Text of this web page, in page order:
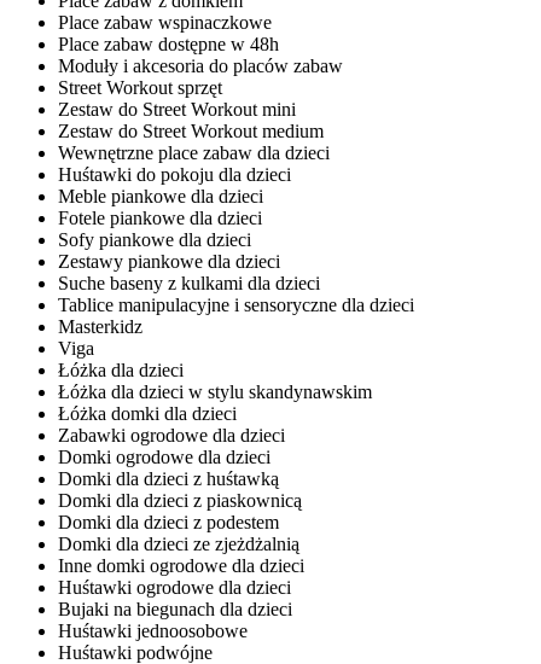
Place zabaw wspinaczkowe
Place zabaw dostępne w 48h
Moduły i akcesoria do placów zabaw
Street Workout sprzęt
Zestaw do Street Workout mini
Zestaw do Street Workout medium
Wewnętrzne place zabaw dla dzieci
Huśtawki do pokoju dla dzieci
Meble piankowe dla dzieci
Fotele piankowe dla dzieci
Sofy piankowe dla dzieci
Zestawy piankowe dla dzieci
Suche baseny z kulkami dla dzieci
Tablice manipulacyjne i sensoryczne dla dzieci
Masterkidz
Viga
Łóżka dla dzieci
Łóżka dla dzieci w stylu skandynawskim
Łóżka domki dla dzieci
Zabawki ogrodowe dla dzieci
Domki ogrodowe dla dzieci
Domki dla dzieci z huśtawką
Domki dla dzieci z piaskownicą
Domki dla dzieci z podestem
Domki dla dzieci ze zjeżdżalnią
Inne domki ogrodowe dla dzieci
Huśtawki ogrodowe dla dzieci
Bujaki na biegunach dla dzieci
Huśtawki jednoosobowe
Huśtawki podwójne